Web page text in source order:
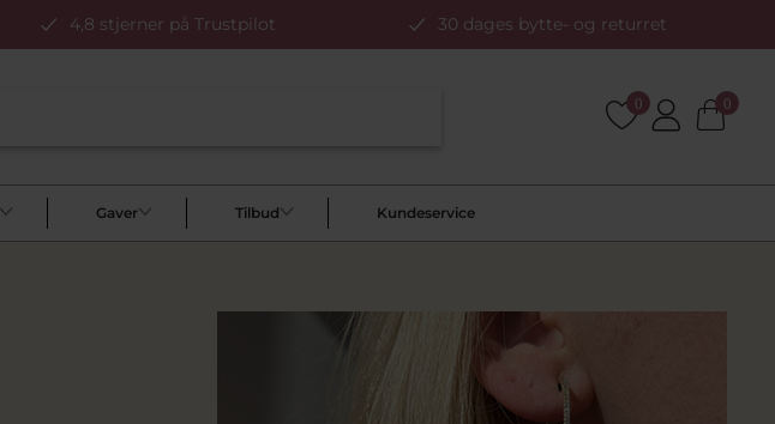
4,8 stjerner på Trustpilot 30 dages bytte- og returret
0 0
Gaver Tilbud Kundeservice